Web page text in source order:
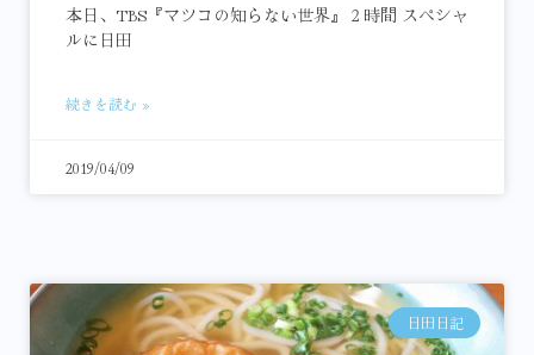
本日、TBS『マツコの知らない世界』２時間 スペシャ
ルに日田
続きを読む »
2019/04/09
日田日記